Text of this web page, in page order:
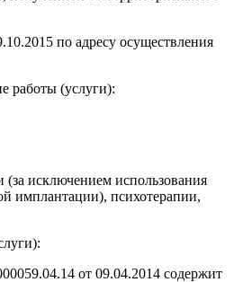
по адресу осуществления
работы (услуги):
исключением использования
имплантации), психотерапии,
от 09.04.2014 содержит